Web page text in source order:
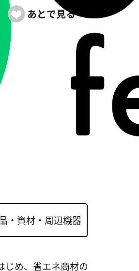
・資材・周辺機器
じめ、省エネ商材の